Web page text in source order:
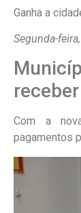
Ganha a
Segunda-
Com a
pagamentos